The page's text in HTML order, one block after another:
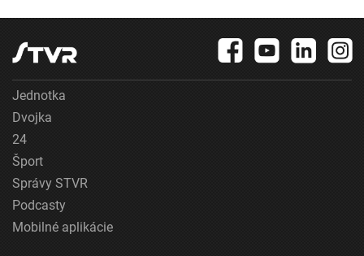
Jednotka
Dvojka
24
Šport
Správy STVR
Podcasty
Mobilné aplikácie